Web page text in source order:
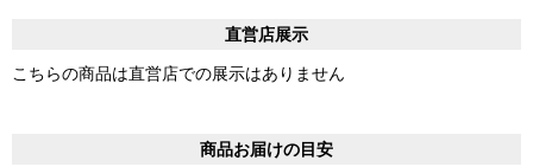
直営店展示
こちらの商品は直営店での展示はありません
商品お届けの目安